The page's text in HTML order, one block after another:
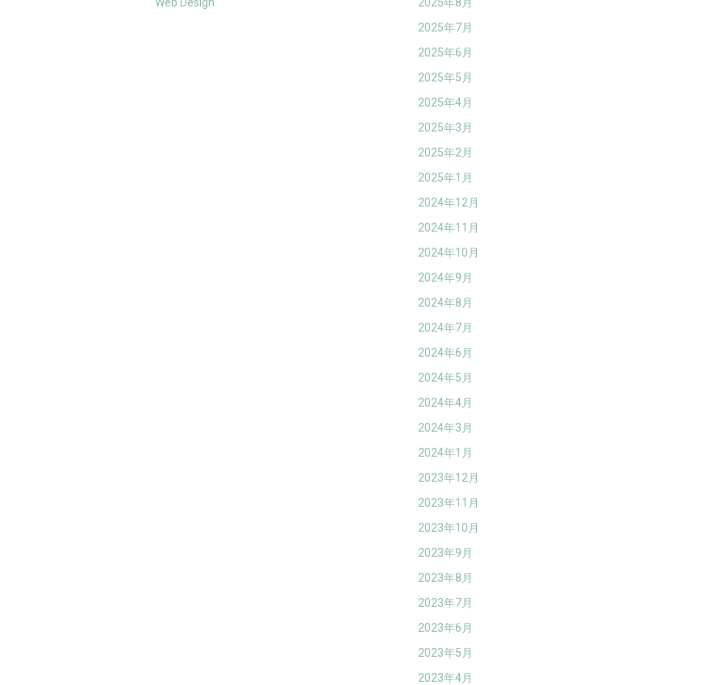
2025年7月
2025年6月
2025年5月
2025年4月
2025年3月
2025年2月
2025年1月
2024年12月
2024年11月
2024年10月
2024年9月
2024年8月
2024年7月
2024年6月
2024年5月
2024年4月
2024年3月
2024年1月
2023年12月
2023年11月
2023年10月
2023年9月
2023年8月
2023年7月
2023年6月
2023年5月
2023年4月